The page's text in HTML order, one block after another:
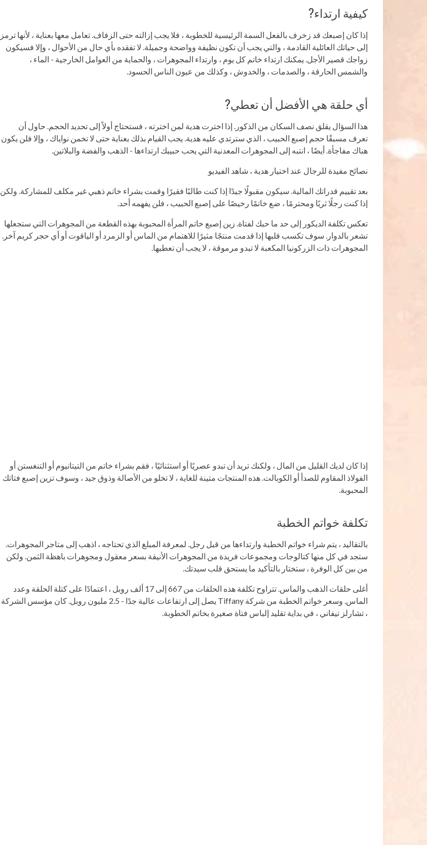
كيفية ارتداء?
إذا كان إصبعك قد زخرف بالفعل السمة الرئيسية للخطوبة ، فلا يجب إزالته حتى الزفاف. تعامل معها بعناية ، لأنها ترمز
إلى حياتك العائلية القادمة ، والتي يجب أن تكون نظيفة وواضحة وجميلة. لا تفقده بأي حال من الأحوال ، وإلا فسيكون
زواجك قصير الأجل. يمكنك ارتداء خاتم كل يوم ، وارتداء المجوهرات ، والحماية من العوامل الخارجية - الماء ،
والشمس الحارقة ، والصدمات ، والخدوش ، وكذلك من عيون الناس الحسود.
أي حلقة هي الأفضل أن تعطي?
هذا السؤال يقلق نصف السكان من الذكور. إذا اخترت هدية لمن اخترته ، فستحتاج أولاً إلى تحديد الحجم. حاول أن
تعرف مسبقًا حجم إصبع الحبيب ، الذي سترتدي عليه هدية. يجب القيام بذلك بعناية حتى لا تخمن نواياك ، وإلا فلن يكون
هناك مفاجأة. أيضًا ، انتبه إلى المجوهرات المعدنية التي يحب حبيبك ارتداءها - الذهب والفضة والبلاتين.
نصائح مفيدة للرجال عند اختيار هدية ، شاهد الفيديو
بعد تقييم قدراتك المالية. سيكون مقبولًا جيدًا إذا كنت طالبًا فقيرًا وقمت بشراء خاتم ذهبي غير مكلف للمشاركة. ولكن
إذا كنت رجلًا ثريًا ومحترمًا ، ضع خاتمًا رخيصًا على إصبع الحبيب ، فلن يفهمه أحد.
تعكس تكلفة الديكور إلى حد ما حبك لفتاة. زين إصبع خاتم المرأة المحبوبة بهذه القطعة من المجوهرات التي ستجعلها
تشعر بالدوار. سوف تكسب قلبها إذا قدمت منتجًا مثيرًا للاهتمام من الماس أو الزمرد أو الياقوت أو أي حجر كريم آخر.
المجوهرات ذات الزركونيا المكعبة لا تبدو مرموقة ، لا يجب أن تعطيها.
إذا كان لديك القليل من المال ، ولكنك تريد أن تبدو عصريًا أو استثنائيًا ، فقم بشراء خاتم من التيتانيوم أو التنغستن أو
الفولاذ المقاوم للصدأ أو الكوبالت. هذه المنتجات متينة للغاية ، لا تخلو من الأصالة وذوق جيد ، وسوف تزين إصبع فتاتك
المحبوبة.
تكلفة خواتم الخطبة
بالتقاليد ، يتم شراء خواتم الخطبة وارتداءها من قبل رجل. لمعرفة المبلغ الذي تحتاجه ، اذهب إلى متاجر المجوهرات.
ستجد في كل منها كتالوجات ومجموعات فريدة من المجوهرات الأنيقة بسعر معقول ومجوهرات باهظة الثمن. ولكن
من بين كل الوفرة ، ستختار بالتأكيد ما يستحق قلب سيدتك.
أغلى حلقات الذهب والماس. تتراوح تكلفة هذه الحلقات من 667 إلى 17 ألف روبل ، اعتمادًا على كتلة الحلقة وعدد
الماس. وسعر خواتم الخطبة من شركة Tiffany يصل إلى ارتفاعات عالية جدًا - 2.5 مليون روبل. كان مؤسس الشركة
، تشارلز تيفاني ، في بداية تقليد إلباس فتاة صغيرة بخاتم الخطوبة.